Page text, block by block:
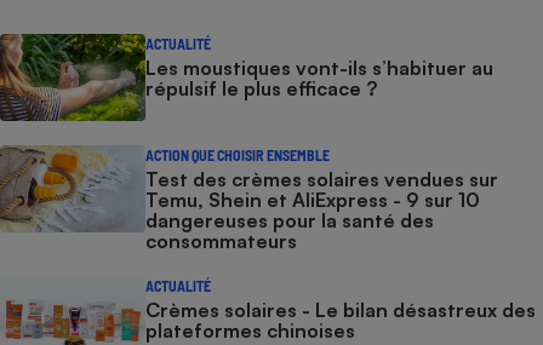
ACTUALITÉ
Les moustiques vont-ils s’habituer au
répulsif le plus efficace ?
ACTION QUE CHOISIR ENSEMBLE
Test des crèmes solaires vendues sur
Temu, Shein et AliExpress - 9 sur 10
dangereuses pour la santé des
consommateurs
ACTUALITÉ
Crèmes solaires - Le bilan désastreux des
plateformes chinoises